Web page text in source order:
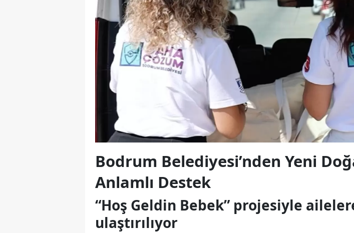
Bodrum Belediyesi’nden Yeni
Anlamlı Destek
“Hoş Geldin Bebek” projesiyle
ulaştırılıyor